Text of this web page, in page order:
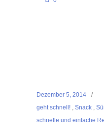
Dezember 5, 2014
geht schnell! , Snack ,
schnelle und einfache